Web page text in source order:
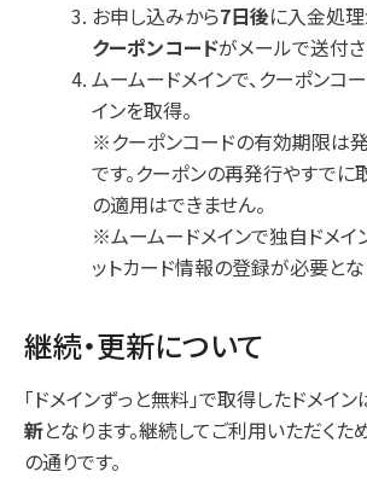
お申し込みから7日後に入金処
クーポンコードがメールで送付さ
ムームードメインで、クーポンコ
インを取得。
※クーポンコードの有効期限は
です。クーポンの再発行やすでに
の適用はできません。
※ムームードメインで独自ドメイ
ットカード情報の登録が必要とな
継続・更新について
「ドメインずっと無料」で取得したドメイン
新となります。継続してご利用いただく
の通りです。